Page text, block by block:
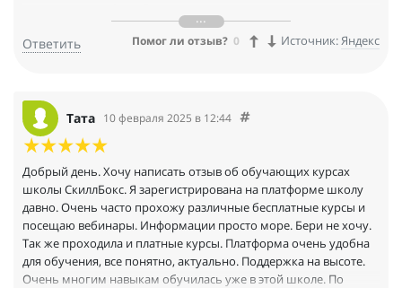
таких энтузиастов. В отличии от очного образования, онлайн
преподавание постоянно берет анализ от отдачи студентов.
доработать или вовсе заменить, как было в моем случае, за это
большая благодарность онлайн школе скилбокс. Вообще, на
протяжении всего обучения, попадались отзывчивые
кураторы, были и случаи недопонимания, которые приводили
к дополнительной проверке домашней работы, но это все
такие мелочи по сравнению с тем, какие лекторы вели курсы.
По веб-верстке, ручному тестированию, основы phyton.
Обалденные преподаватели, все детально и четко обьясняют.
Не бойтесь курса "Инженер по тестированию" все обьясняют
для самых "трудных" людей))) освоите профессию, не
переживайте
Ответить Помог ли отзыв? 0 Источник:Яндекс
Тата 10 февраля 2025 в 12:44
Добрый день. Хочу написать отзыв об обучающих курсах
школы СкиллБокс. Я зарегистрирована на платформе школу
давно. Очень часто прохожу различные бесплатные курсы и
посещаю вебинары. Информации просто море. Бери не хочу.
Так же проходила и платные курсы. Платформа очень удобна
для обучения, все понятно, актуально. Поддержка на высоте.
Очень многим навыкам обучилась уже в этой школе. По